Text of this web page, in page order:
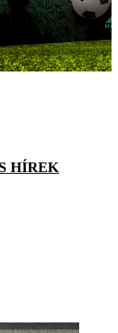
HÍREK